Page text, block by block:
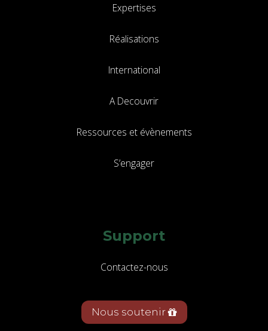
Expertises
Réalisations
International
A Decouvrir
Ressources et évènements
S’engager
Support
Contactez-nous
Nous soutenir